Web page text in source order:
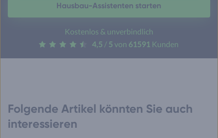
Hausbau-Assistenten starten
Kostenlos & unverbindlich
4,5 / 5 von 61591 Kunden
Folgende Artikel könnten Sie auch
interessieren